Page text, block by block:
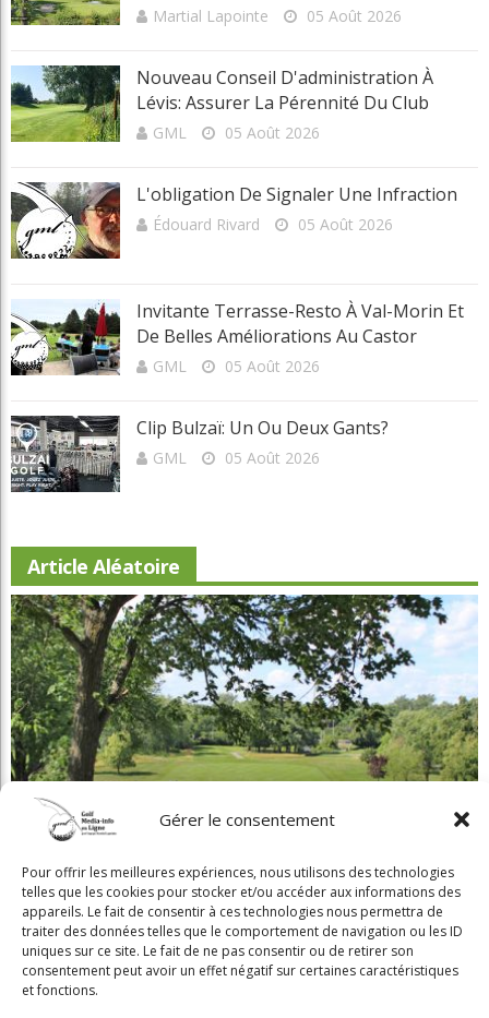
Gérer le consentement
Pour offrir les meilleures expériences, nous utilisons des technologies
telles que les cookies pour stocker et/ou accéder aux informations des
appareils. Le fait de consentir à ces technologies nous permettra de
traiter des données telles que le comportement de navigation ou les ID
uniques sur ce site. Le fait de ne pas consentir ou de retirer son
consentement peut avoir un effet négatif sur certaines caractéristiques
et fonctions.
Martial Lapointe 05 Août 2026
Nouveau Conseil D'administration À
Lévis: Assurer La Pérennité Du Club
GML 05 Août 2026
L'obligation De Signaler Une Infraction
Édouard Rivard 05 Août 2026
Invitante Terrasse-Resto À Val-Morin Et
De Belles Améliorations Au Castor
GML 05 Août 2026
Clip Bulzaï: Un Ou Deux Gants?
GML 05 Août 2026
Article Aléatoire
Beaconsfield renoue avec son look d'antan